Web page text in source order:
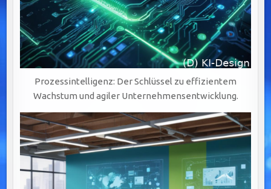
Prozessintelligenz: Der Schlüssel zu effizientem
Wachstum und agiler Unternehmensentwicklung.